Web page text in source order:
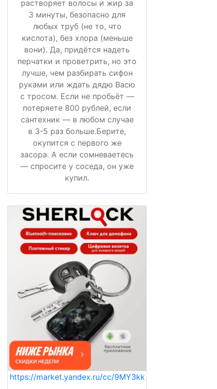
растворяет волосы и жир за
3 минуты, безопасно для
любых труб (не то, что
кислота), без хлора (меньше
вони). Да, придётся надеть
перчатки и проветрить, но это
лучше, чем разбирать сифон
руками или ждать дядю Васю
с тросом. Если не пробьёт —
потеряете 800 рублей, если
сантехник — в любом случае
в 3-5 раз больше.Берите,
окупится с первого же
засора. А если сомневаетесь
— спросите у соседа, он уже
купил.
https://market.yandex.ru/cc/9MY3kk